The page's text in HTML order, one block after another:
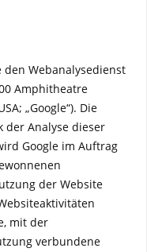
Webanalysedienst
Amphitheatre
„Google“). Die
der Analyse dieser
Google im Auftrag
der Website
mit der
verbundene